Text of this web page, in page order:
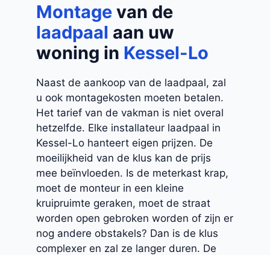
Montage van de
laadpaal aan uw
woning in Kessel-Lo
Naast de aankoop van de laadpaal, zal
u ook montagekosten moeten betalen.
Het tarief van de vakman is niet overal
hetzelfde. Elke installateur laadpaal in
Kessel-Lo hanteert eigen prijzen. De
moeilijkheid van de klus kan de prijs
mee beïnvloeden. Is de meterkast krap,
moet de monteur in een kleine
kruipruimte geraken, moet de straat
worden open gebroken worden of zijn er
nog andere obstakels? Dan is de klus
complexer en zal ze langer duren. De